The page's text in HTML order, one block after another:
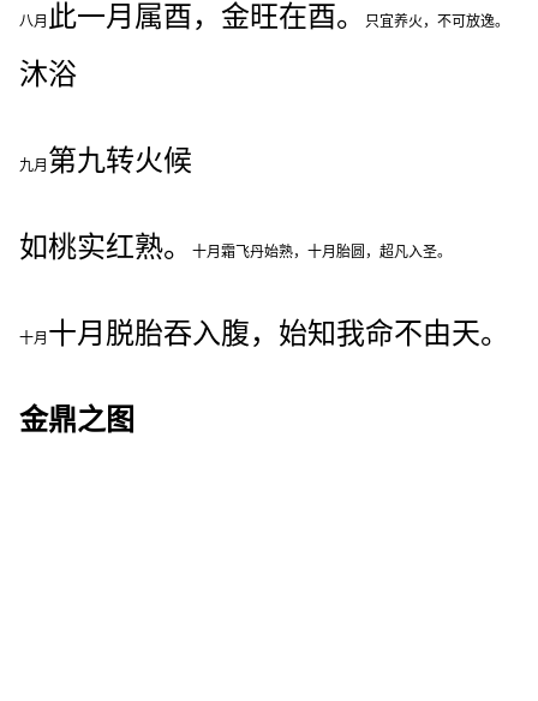
八月 此一月属酉，金旺在酉。 只宜养火，不可放逸。
沐浴
九月 第九转火候
如桃实红熟。 十月霜飞丹始熟，十月胎圆，超凡入圣。
十月 十月脱胎吞入腹，始知我命不由天。
金鼎之图